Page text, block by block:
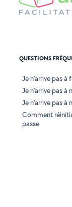
QUESTIONS
Je n'arrive pas à
Je n'arrive pas
Je n'arrive pas à
Comment
passe